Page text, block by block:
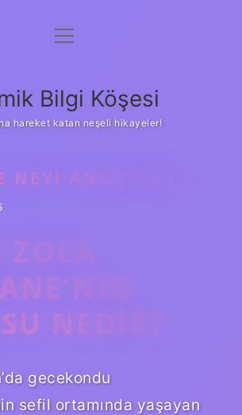
Anasayfa
Yasal Uyarı
menüyü
Bilgi Köşesi
hareket katan neşeli hikayeler!
NEYI ANLATIYOR
NEDIR?
gecekondu
sefil ortamında yaşayan